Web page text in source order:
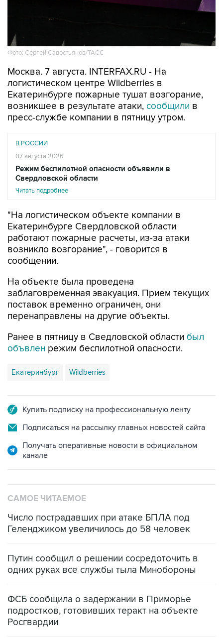
Москва. 7 августа. INTERFAX.RU - На
Екатеринбурге пожарные тушат возгорание,
возникшее в результате атаки,сообщили
пресс-службе компании в пятницу утром.
В РОССИИ
Режим беспилотной опасности объявили в
Свердловской области
Читать подробнее
"На логистическом объекте компании в
работают пожарные расчеты, из-за атаки
возникло возгорание", - говорится в
сообщении.
На объекте была проведена
поставок временно ограничен, они
перенаправлены на другие объекты.
Ранее в пятницу в Сведловской области
Екатеринбург Wildberries
Подписаться на рассылку главных новостей сайта
Получать оперативные новости в официальном
Число пострадавших при атаке БПЛА под
Путин сообщил о решении сосредоточить в
ФСБ сообщила о задержании в Приморье
Росгвардии
Как российские медицинские технологии